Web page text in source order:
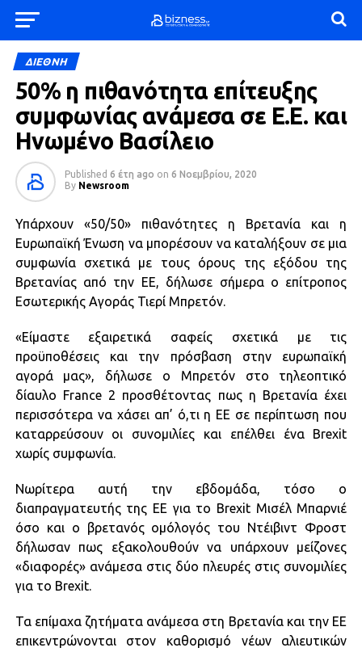
ΔΙΕΘΝΗ
50% η πιθανότητα επίτευξης
συμφωνίας ανάμεσα σε Ε.Ε. και
Ηνωμένο Βασίλειο
Published 6 έτη ago on 6 Νοεμβρίου, 2020
By Newsroom
Υπάρχουν «50/50» πιθανότητες η Βρετανία και η
Ευρωπαϊκή Ένωση να μπορέσουν να καταλήξουν σε μια
συμφωνία σχετικά με τους όρους της εξόδου της
Βρετανίας από την ΕΕ, δήλωσε σήμερα ο επίτροπος
Εσωτερικής Αγοράς Τιερί Μπρετόν.
«Είμαστε εξαιρετικά σαφείς σχετικά με τις
προϋποθέσεις και την πρόσβαση στην ευρωπαϊκή
αγορά μας», δήλωσε ο Μπρετόν στο τηλεοπτικό
δίαυλο France 2 προσθέτοντας πως η Βρετανία έχει
περισσότερα να χάσει απ’ ό,τι η ΕΕ σε περίπτωση που
καταρρεύσουν οι συνομιλίες και επέλθει ένα Brexit
χωρίς συμφωνία.
Νωρίτερα αυτή την εβδομάδα, τόσο ο
διαπραγματευτής της ΕΕ για το Brexit Μισέλ Μπαρνιέ
όσο και ο βρετανός ομόλογός του Ντέιβιντ Φροστ
δήλωσαν πως εξακολουθούν να υπάρχουν μείζονες
«διαφορές» ανάμεσα στις δύο πλευρές στις συνομιλίες
για το Brexit.
Τα επίμαχα ζητήματα ανάμεσα στη Βρετανία και την ΕΕ
επικεντρώνονται στον καθορισμό νέων αλιευτικών